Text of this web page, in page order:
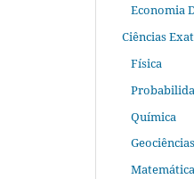
Economia
Ciências
Física
Química
Geociências
Matemática